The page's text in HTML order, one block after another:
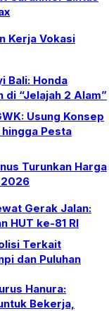
Kerja Vokasi
Bali: Honda
di “Jelajah 2 Alam”
Usung Konsep
hingga Pesta
Turunkan Harga
2026
Gerak Jalan:
HUT ke-81 RI
Terkait
dan Puluhan
Hanura:
Bekerja,